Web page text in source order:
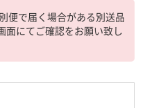
便で届く場合がある別送品
面にてご確認をお願い致し